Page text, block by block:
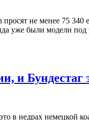
не менее 75 340
уже были модели под
и Бундестаг
в недрах немецкой